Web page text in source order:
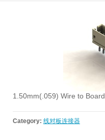
1.50mm(.059) Wire to
Category: 线对板连接器